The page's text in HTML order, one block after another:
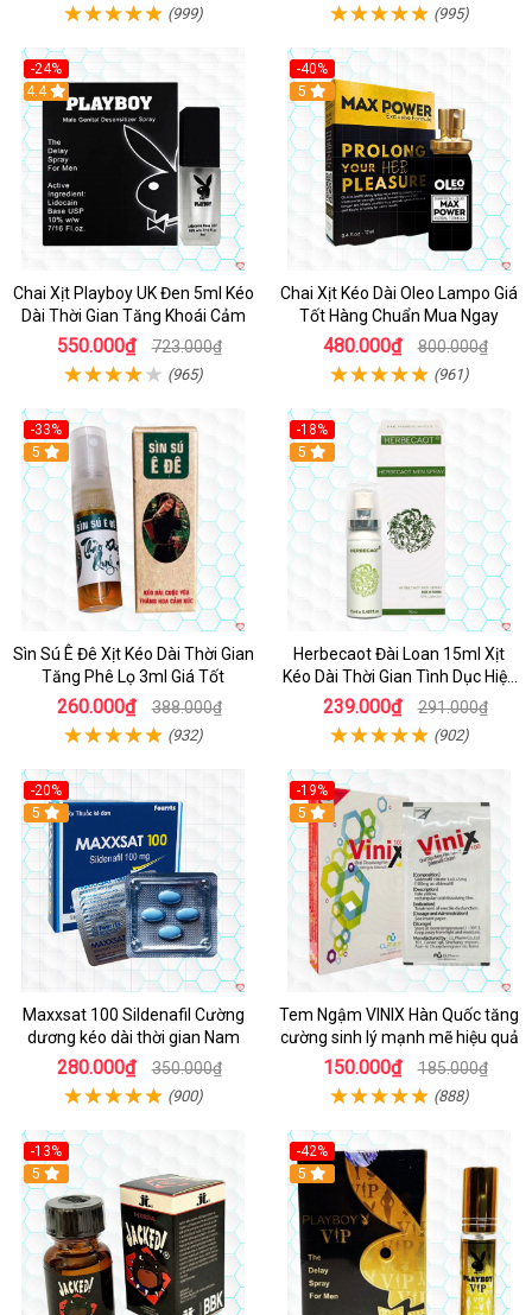
(999) (995)
-24%
Hot
4.4
Chai Xịt Playboy UK Đen 5ml Kéo
Dài Thời Gian Tăng Khoái Cảm
550.000₫ 723.000₫
(965)
-40%
5
Chai Xịt Kéo Dài Oleo Lampo Giá
Tốt Hàng Chuẩn Mua Ngay
480.000₫ 800.000₫
(961)
-33%
5
Sìn Sú Ê Đê Xịt Kéo Dài Thời Gian
Tăng Phê Lọ 3ml Giá Tốt
260.000₫ 388.000₫
(932)
-18%
5
Herbecaot Đài Loan 15ml Xịt
Kéo Dài Thời Gian Tình Dục Hiệu
Quả
239.000₫ 291.000₫
(902)
-20%
5
Maxxsat 100 Sildenafil Cường
dương kéo dài thời gian Nam
280.000₫ 350.000₫
(900)
-19%
5
Tem Ngậm VINIX Hàn Quốc tăng
cường sinh lý mạnh mẽ hiệu quả
150.000₫ 185.000₫
(888)
-13%
5
-42%
5